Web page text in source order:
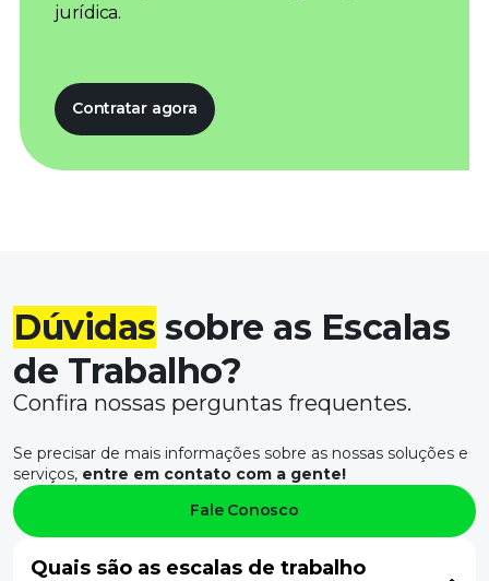
jurídica.
Contratar agora
Dúvidas sobre as Escalas
de Trabalho?
Confira nossas perguntas frequentes.
Se precisar de mais informações sobre as nossas soluções e
serviços, entre em contato com a gente!
Fale Conosco
Quais são as escalas de trabalho